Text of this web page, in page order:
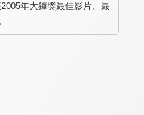
年大鐘獎最佳影片、最